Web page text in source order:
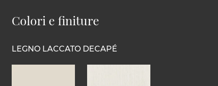
Colori e finiture
LEGNO LACCATO DECAPÉ